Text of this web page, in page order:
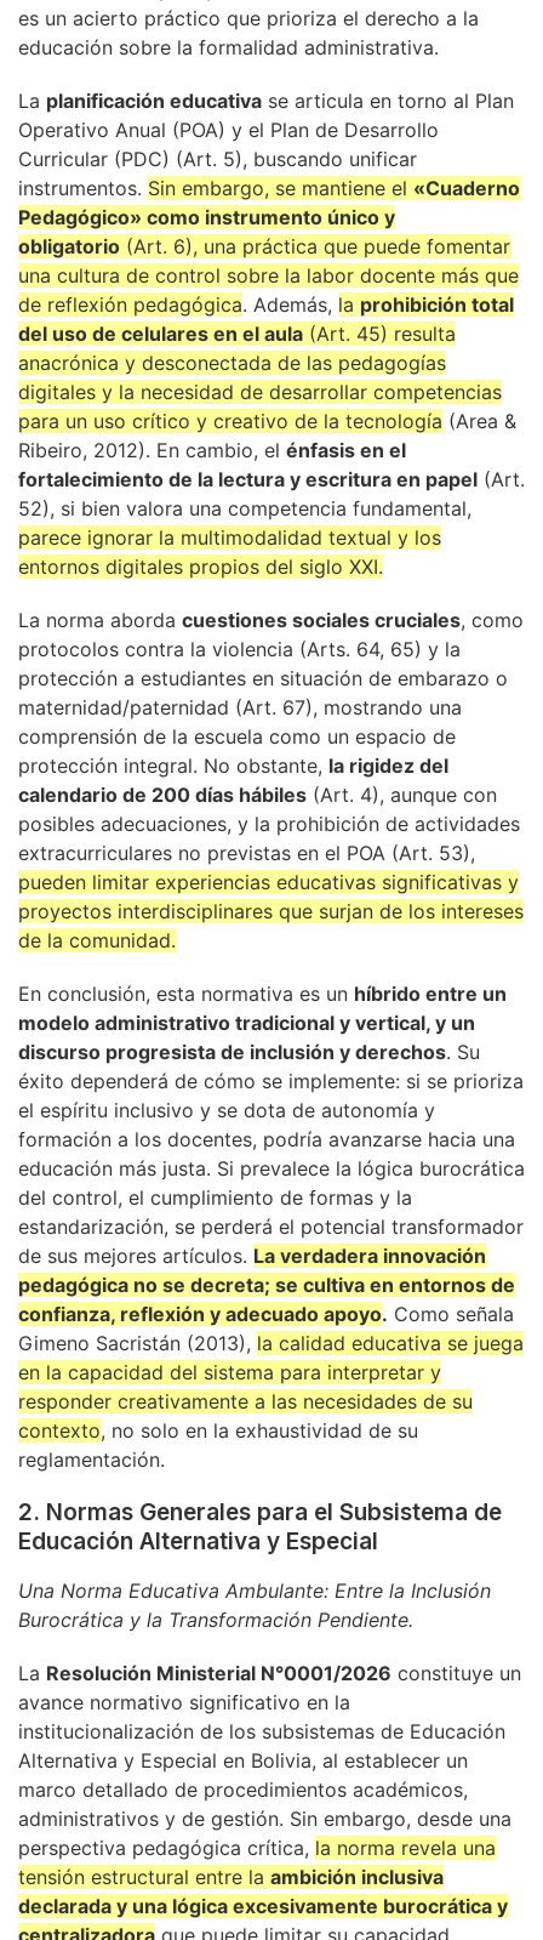
es un acierto práctico que prioriza el derecho a la
educación sobre la formalidad administrativa.
La planificación educativa se articula en torno al Plan
Operativo Anual (POA) y el Plan de Desarrollo
Curricular (PDC) (Art. 5), buscando unificar
instrumentos. Sin embargo, se mantiene el «Cuaderno
Pedagógico» como instrumento único y
obligatorio (Art. 6), una práctica que puede fomentar
una cultura de control sobre la labor docente más que
de reflexión pedagógica. Además, la prohibición total
del uso de celulares en el aula (Art. 45) resulta
anacrónica y desconectada de las pedagogías
digitales y la necesidad de desarrollar competencias
para un uso crítico y creativo de la tecnología (Area &
Ribeiro, 2012). En cambio, el énfasis en el
fortalecimiento de la lectura y escritura en papel (Art.
52), si bien valora una competencia fundamental,
parece ignorar la multimodalidad textual y los
entornos digitales propios del siglo XXI.
La norma aborda cuestiones sociales cruciales, como
protocolos contra la violencia (Arts. 64, 65) y la
protección a estudiantes en situación de embarazo o
maternidad/paternidad (Art. 67), mostrando una
comprensión de la escuela como un espacio de
protección integral. No obstante, la rigidez del
calendario de 200 días hábiles (Art. 4), aunque con
posibles adecuaciones, y la prohibición de actividades
extracurriculares no previstas en el POA (Art. 53),
pueden limitar experiencias educativas significativas y
proyectos interdisciplinares que surjan de los intereses
de la comunidad.
En conclusión, esta normativa es un híbrido entre un
modelo administrativo tradicional y vertical, y un
discurso progresista de inclusión y derechos. Su
éxito dependerá de cómo se implemente: si se prioriza
el espíritu inclusivo y se dota de autonomía y
formación a los docentes, podría avanzarse hacia una
educación más justa. Si prevalece la lógica burocrática
del control, el cumplimiento de formas y la
estandarización, se perderá el potencial transformador
de sus mejores artículos. La verdadera innovación
pedagógica no se decreta; se cultiva en entornos de
confianza, reflexión y adecuado apoyo. Como señala
Gimeno Sacristán (2013), la calidad educativa se juega
en la capacidad del sistema para interpretar y
responder creativamente a las necesidades de su
contexto, no solo en la exhaustividad de su
reglamentación.
2. Normas Generales para el Subsistema de
Educación Alternativa y Especial
Una Norma Educativa Ambulante: Entre la Inclusión
Burocrática y la Transformación Pendiente.
La Resolución Ministerial N°0001/2026 constituye un
avance normativo significativo en la
institucionalización de los subsistemas de Educación
Alternativa y Especial en Bolivia, al establecer un
marco detallado de procedimientos académicos,
administrativos y de gestión. Sin embargo, desde una
perspectiva pedagógica crítica, la norma revela una
tensión estructural entre la ambición inclusiva
declarada y una lógica excesivamente burocrática y
centralizadora que puede limitar su capacidad